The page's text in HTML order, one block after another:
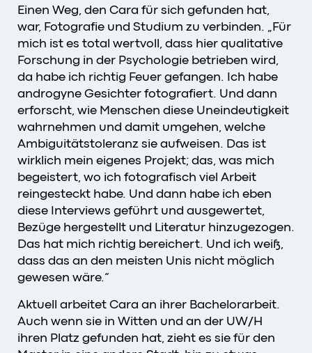
Einen Weg, den Cara für sich gefunden hat,
war, Fotografie und Studium zu verbinden. „Für
mich ist es total wertvoll, dass hier qualitative
Forschung in der Psychologie betrieben wird,
da habe ich richtig Feuer gefangen. Ich habe
androgyne Gesichter fotografiert. Und dann
erforscht, wie Menschen diese Uneindeutigkeit
wahrnehmen und damit umgehen, welche
Ambiguitätstoleranz sie aufweisen. Das ist
wirklich mein eigenes Projekt; das, was mich
begeistert, wo ich fotografisch viel Arbeit
reingesteckt habe. Und dann habe ich eben
diese Interviews geführt und ausgewertet,
Bezüge hergestellt und Literatur hinzugezogen.
Das hat mich richtig bereichert. Und ich weiß,
dass das an den meisten Unis nicht möglich
gewesen wäre.“
Aktuell arbeitet Cara an ihrer Bachelorarbeit.
Auch wenn sie in Witten und an der UW/H
ihren Platz gefunden hat, zieht es sie für den